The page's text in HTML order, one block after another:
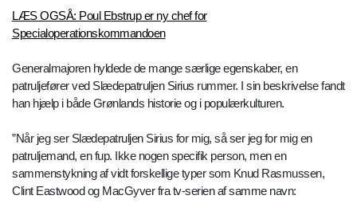
LÆS OGSÅ: Poul Ebstrup er ny chef for
Specialoperationskommandoen
Generalmajoren hyldede de mange særlige egenskaber, en
patruljefører ved Slædepatruljen Sirius rummer. I sin beskrivelse fandt
han hjælp i både Grønlands historie og i populærkulturen.
”Når jeg ser Slædepatruljen Sirius for mig, så ser jeg for mig en
patruljemand, en fup. Ikke nogen specifik person, men en
sammenstykning af vidt forskellige typer som Knud Rasmussen,
Clint Eastwood og MacGyver fra tv-serien af samme navn: